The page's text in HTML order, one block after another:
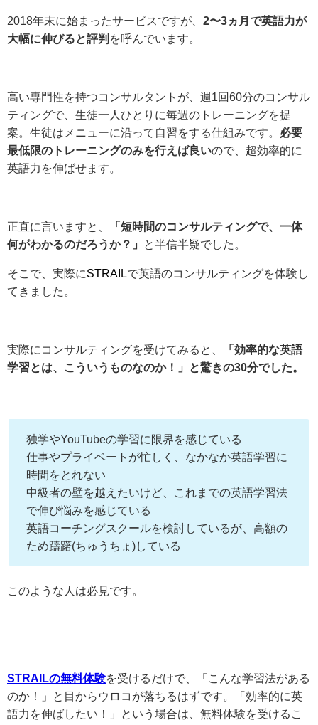
2018年末に始まったサービスですが、 2〜3ヵ月で英語力が
大幅に伸びると評判 を呼んでいます。
高い専門性を持つコンサルタントが、週1回60分のコンサル
ティングで、生徒一人ひとりに毎週のトレーニングを提
案。生徒はメニューに沿って自習をする仕組みです。 必要
最低限のトレーニングのみを行えば良いので、超効率的に
英語力を伸ばせます。
正直に言いますと、
「短時間のコンサルティングで、一体
何がわかるのだろうか？」
と半信半疑でした。
そこで、実際にSTRAILで英語のコンサルティングを体験し
てきました。
実際にコンサルティングを受けてみると、
「効率的な英語
学習とは、こういうものなのか！」と驚きの30分でした。
独学やYouTubeの学習に限界を感じている
仕事やプライベートが忙しく、なかなか英語学習に
時間をとれない
中級者の壁を越えたいけど、これまでの英語学習法
で伸び悩みを感じている
英語コーチングスクールを検討しているが、高額の
ため躊躇(ちゅうちょ)している
このような人は必見です。
STRAILの無料体験を受けるだけで、「こんな学習法がある
のか！」と目からウロコが落ちるはずです。「効率的に英
語力を伸ばしたい！」という場合は、無料体験を受けるこ